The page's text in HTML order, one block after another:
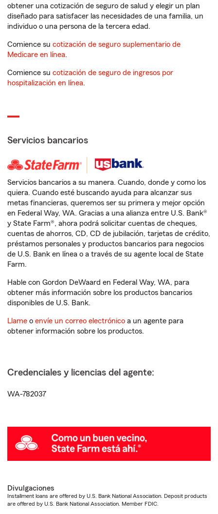
obtener una cotización de seguro de salud y elegir un plan
diseñado para satisfacer las necesidades de una familia, un
individuo o una persona de la tercera edad.
Comience su cotización de seguro suplementario de
Medicare en línea.
Comience su cotización de seguro de ingresos por
hospitalización en línea.
Servicios bancarios
Servicios bancarios a su manera. Cuando, donde y como los
quiera. Cuando esté buscando ayuda para alcanzar sus
metas financieras, queremos ser su primera y mejor opción
en Federal Way, WA. Gracias a una alianza entre U.S. Bank®
y State Farm®, ahora podrá solicitar cuentas de cheques,
cuentas de ahorros, CD, CD de jubilación, tarjetas de crédito,
préstamos personales y productos bancarios para negocios
de U.S. Bank en línea o a través de su agente local de State
Farm.
Hable con Gordon DeWaard en Federal Way, WA, para
obtener más información sobre los productos bancarios
disponibles de U.S. Bank.
Llame o envíe un correo electrónico a un agente para
obtener información sobre los productos.
Credenciales y licencias del agente:
WA-782037
Divulgaciones
Installment loans are offered by U.S. Bank National Association. Deposit products
are offered by U.S. Bank National Association. Member FDIC.